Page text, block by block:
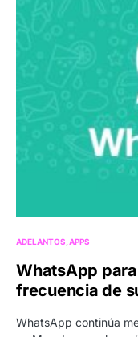
ADELANTOS APPS
WhatsApp
frecuencia de
WhatsApp continúa